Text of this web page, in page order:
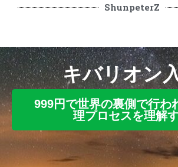
ShunpeterZ
キバリオン
999円で世界の裏側で行わ
理プロセスを理解